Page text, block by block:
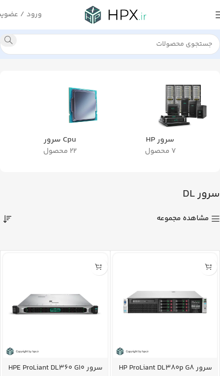
ورود /
خانه سرور HP سرور DL در حال نمایش 5 نتیجه
سرور HP
7 محصول
Cpu سرور
22 محصول
سرور DL
مشاهده مجموعه
سرور HP ProLiant DL380p G8
سرور HPE ProLiant DL360 G10